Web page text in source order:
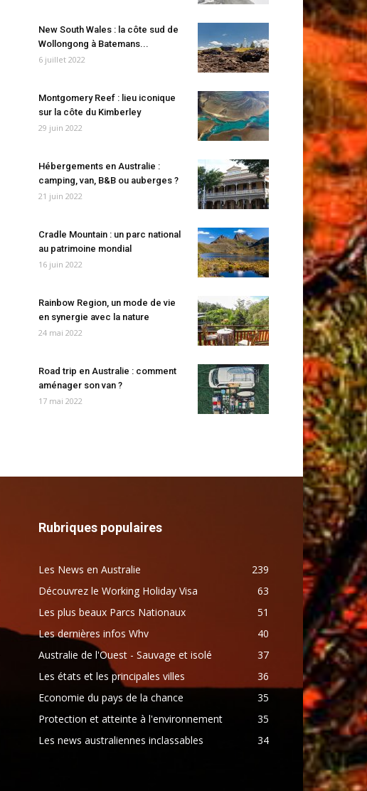
New South Wales : la côte sud de
Wollongong à Batemans...
6 juillet 2022
Montgomery Reef : lieu iconique
sur la côte du Kimberley
29 juin 2022
Hébergements en Australie :
camping, van, B&B ou auberges ?
21 juin 2022
Cradle Mountain : un parc national
au patrimoine mondial
16 juin 2022
Rainbow Region, un mode de vie
en synergie avec la nature
24 mai 2022
Road trip en Australie : comment
aménager son van ?
17 mai 2022
Rubriques populaires
Les News en Australie
239
Découvrez le Working Holiday Visa
63
Les plus beaux Parcs Nationaux
51
Les dernières infos Whv
40
Australie de l'Ouest - Sauvage et isolé
37
Les états et les principales villes
36
Economie du pays de la chance
35
Protection et atteinte à l'environnement
35
Les news australiennes inclassables
34